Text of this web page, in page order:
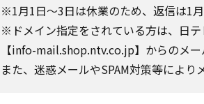
※1月1日～3日は休業のため、返信は1
※ドメイン指定をされている方は、日
【info-mail.shop.ntv.co.jp】からのメ
また、迷惑メールやSPAM対策等によ